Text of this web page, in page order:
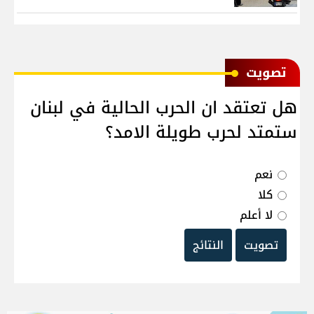
ﺗﺼﻮﻳﺖ
هل تعتقد ان الحرب الحالية في لبنان
ستمتد لحرب طويلة الامد؟
نعم
كلا
لا أعلم
تصويت
النتائج